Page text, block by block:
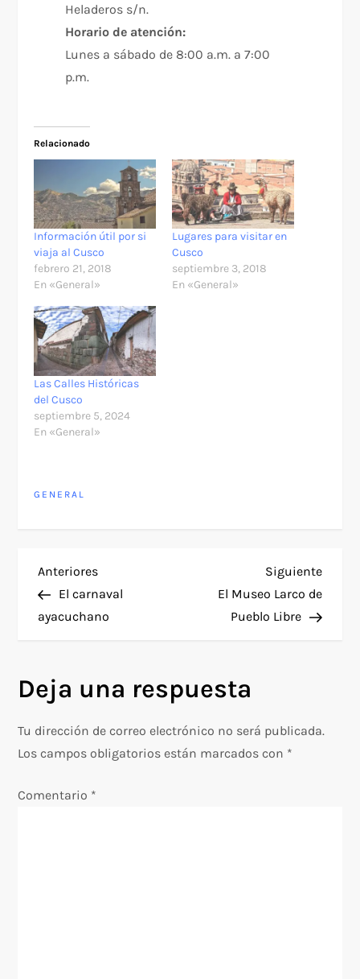
Heladeros s/n.
Horario de atención:
Lunes a sábado de 8:00 a.m. a 7:00
p.m.
Relacionado
Información útil por si
viaja al Cusco
febrero 21, 2018
En «General»
Lugares para visitar en
Cusco
septiembre 3, 2018
En «General»
Las Calles Históricas
del Cusco
septiembre 5, 2024
En «General»
GENERAL
N
a
e
g
a
c
Entrada
anterior
Anteriores
El carnaval
ayacuchano
Siguiente
El Museo Larco de
Pueblo Libre
Deja una respuesta
Tu dirección de correo electrónico no será publicada.
Los campos obligatorios están marcados con *
Comentario *